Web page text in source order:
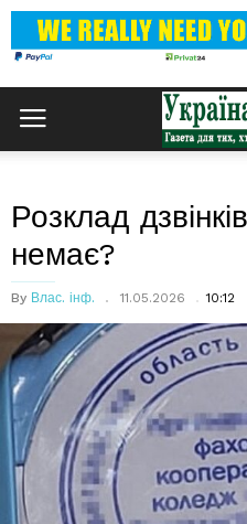
Розклад
немає?
By Влас. інф. 11.05.2026 10:12